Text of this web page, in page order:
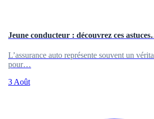
Jeune conducteur : découvrez ces
L’assurance auto représente souvent un
pour…
3 Août